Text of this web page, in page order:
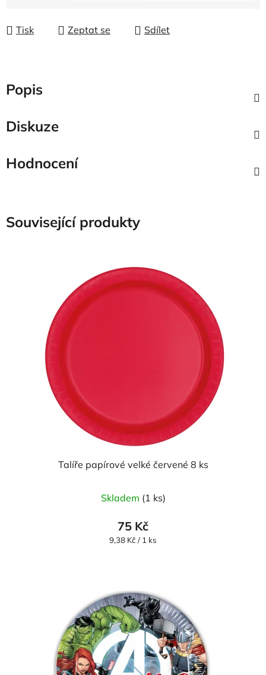
Tisk Zeptat se Sdílet
Popis
Diskuze
Hodnocení
Související produkty
Talíře papírové velké červené 8 ks
Skladem (1 ks)
75 Kč
Měrná
9,38 Kč / 1 ks